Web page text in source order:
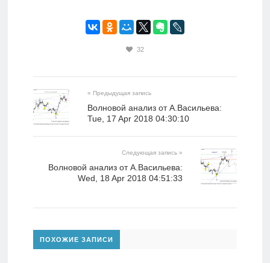
32
« Предыдущая запись
Волновой анализ от А.Васильева:
Tue, 17 Apr 2018 04:30:10
Следующая запись »
Волновой анализ от А.Васильева:
Wed, 18 Apr 2018 04:51:33
ПОХОЖИЕ ЗАПИСИ